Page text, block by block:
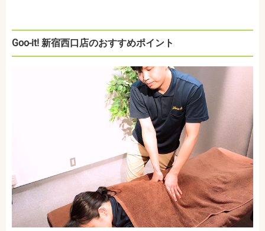
Goo-it! 新宿西口店のおすすめポイント